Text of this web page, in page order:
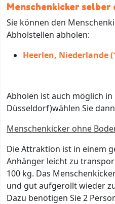
Menschenkicker selber
Sie können den
Abholstellen abholen:
Heerlen, Niederlande
Abholen ist auch möglich
Düsseldorf)wählen Sie
Menschenkicker ohne
Die Attraktion ist in einem
Anhänger leicht zu
100 kg. Das
und gut aufgerollt wieder
Dazu benötigen Sie 2